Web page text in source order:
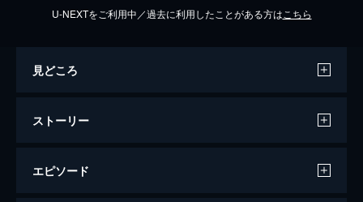
U-NEXTをご利用中／過去に利用したことがある方は こちら
見どころ
ストーリー
エピソード